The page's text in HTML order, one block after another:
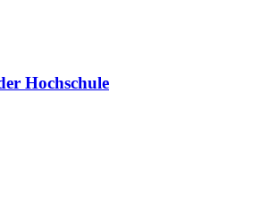
Hochschule